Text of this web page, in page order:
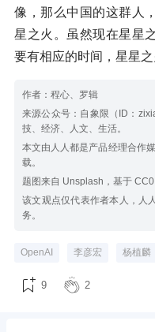
像，那么中国的这群人
星之火。虽然现在星星
要有相应的时间，星星之
作者：程心、罗辑
来源公众号：自象限（ID：
技、经济、人文、生活。
本文由人人都是产品经理合作
载。
题图来自 Unsplash，基于 CC0
该文观点仅代表作者本人，人
务。
OpenAI 李彦宏 杨植麟
9 2